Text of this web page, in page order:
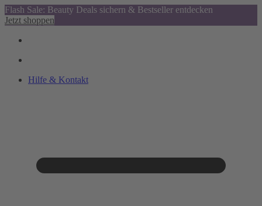
Flash Sale: Beauty Deals sichern & Bestseller entdecken
Jetzt shoppen
Hilfe & Kontakt